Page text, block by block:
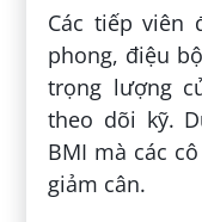
Các tiếp viên
phong, điệu
trọng lượng
theo dõi kỹ.
BMI mà các
giảm cân.